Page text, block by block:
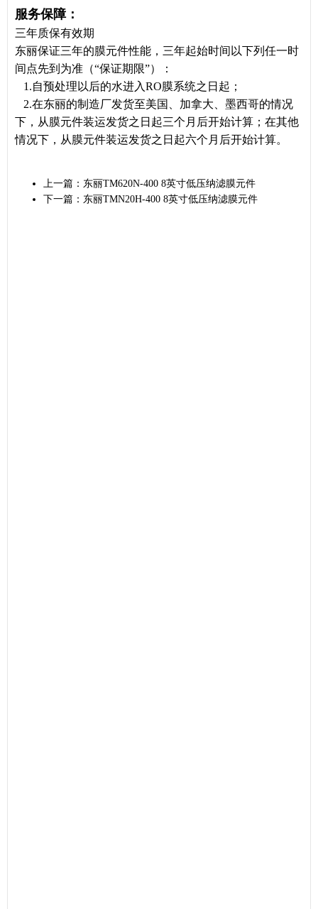
服务保障：
三年质保有效期
东丽保证三年的膜元件性能，三年起始时间以下列任一时
间点先到为准（“保证期限”）：
1.自预处理以后的水进入RO膜系统之日起；
2.在东丽的制造厂发货至美国、加拿大、墨西哥的情况
下，从膜元件装运发货之日起三个月后开始计算；在其他
情况下，从膜元件装运发货之日起六个月后开始计算。
上一篇： 东丽TM620N-400 8英寸低压纳滤膜元件
下一篇： 东丽TMN20H-400 8英寸低压纳滤膜元件